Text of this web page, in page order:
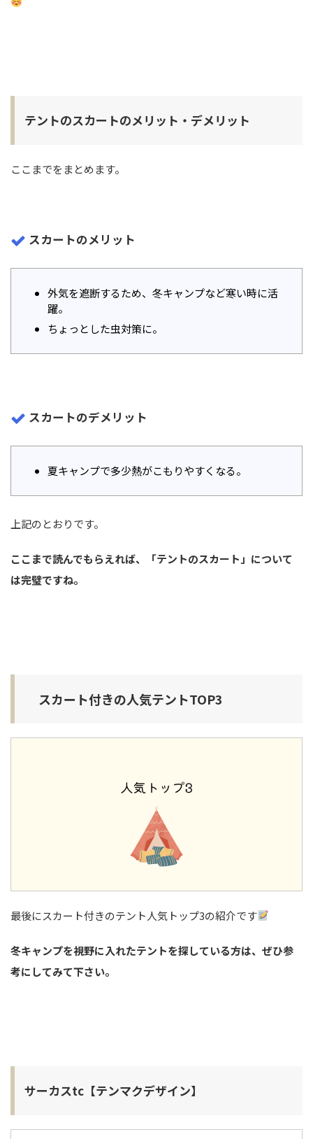
テントのスカートのメリット・デメリット
ここまでをまとめます。
スカートのメリット
外気を遮断するため、冬キャンプなど寒い時に活
躍。
ちょっとした虫対策に。
スカートのデメリット
夏キャンプで多少熱がこもりやすくなる。
上記のとおりです。
ここまで読んでもらえれば、「テントのスカート」について
は完璧ですね。
スカート付きの人気テントTOP3
最後にスカート付きのテント人気トップ3の紹介です
冬キャンプを視野に入れたテントを探している方は、ぜひ参
考にしてみて下さい。
サーカスtc【テンマクデザイン】